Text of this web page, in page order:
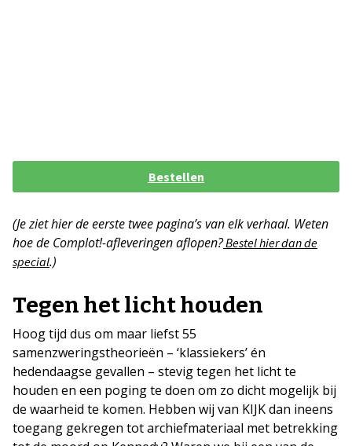
Bestellen
(Je ziet hier de eerste twee pagina’s van elk verhaal. Weten
hoe de Complot!-afleveringen aflopen?Bestel hier dan de
special.)
Tegen het licht houden
Hoog tijd dus om maar liefst 55
samenzweringstheorieën – ‘klassiekers’ én
hedendaagse gevallen – stevig tegen het licht te
houden en een poging te doen om zo dicht mogelijk bij
de waarheid te komen. Hebben wij van KIJK dan ineens
toegang gekregen tot archiefmateriaal met betrekking